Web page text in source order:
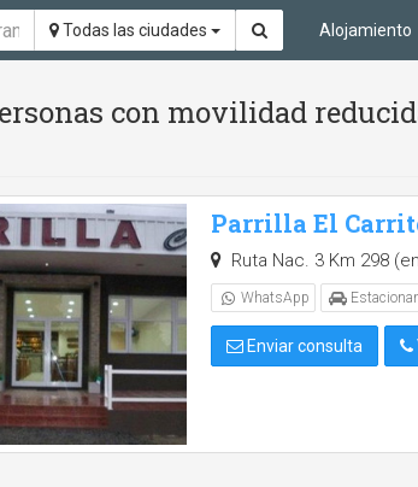
Todas las ciudades Alojamiento
con movilidad
Parrilla El
Ruta Nac. 3 Km 298
WhatsApp
Enviar consulta